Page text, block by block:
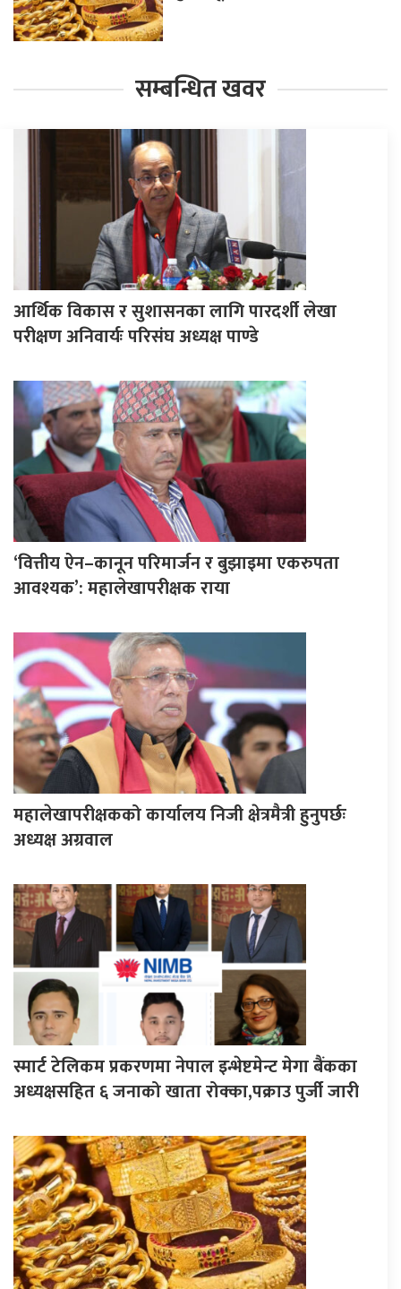
सम्बन्धित खवर
आर्थिक विकास र सुशासनका लागि पारदर्शी लेखा
परीक्षण अनिवार्यः परिसंघ अध्यक्ष पाण्डे
‘वित्तीय ऐन–कानून परिमार्जन र बुझाइमा एकरुपता
आवश्यक’: महालेखापरीक्षक राया
महालेखापरीक्षकको कार्यालय निजी क्षेत्रमैत्री हुनुपर्छः
अध्यक्ष अग्रवाल
स्मार्ट टेलिकम प्रकरणमा नेपाल इन्भेष्टमेन्ट मेगा बैंकका
अध्यक्षसहित ६ जनाको खाता रोक्का,पक्राउ पुर्जी जारी